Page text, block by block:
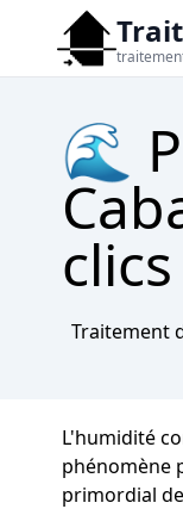
🌊
Traitement
L'humidité
phénomène
primordial